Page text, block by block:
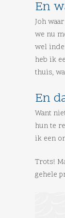
En
Joh
we nu
wel
heb ik
thuis,
En
Want
hun te
ik een
Trots!
gehele